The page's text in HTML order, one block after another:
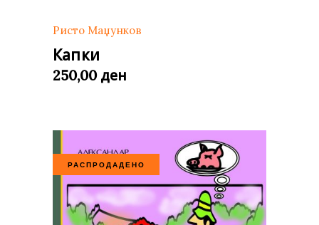
Ристо Маџунков
Капки
250,00 ден
РАСПРОДАДЕНО